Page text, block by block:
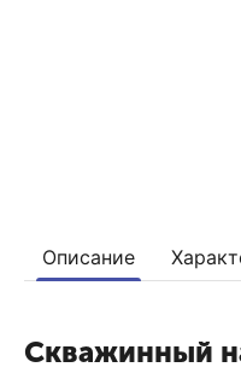
Описание
Скважинный